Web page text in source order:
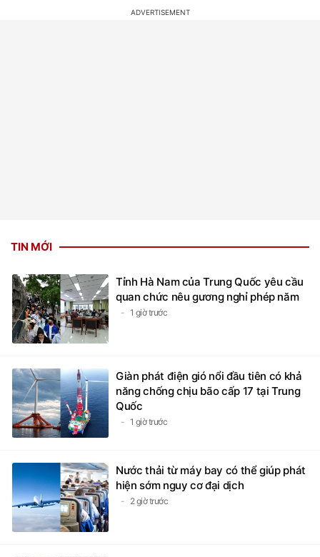
TIN MỚI
Tỉnh Hà Nam của Trung Quốc yêu cầu
quan chức nêu gương nghỉ phép năm
1 giờ trước
Giàn phát điện gió nổi đầu tiên có khả
năng chống chịu bão cấp 17 tại Trung
Quốc
1 giờ trước
Nước thải từ máy bay có thể giúp phát
hiện sớm nguy cơ đại dịch
2 giờ trước